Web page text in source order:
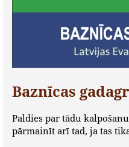
Baznīcas
Paldies par tādu
pārmainīt arī tad, ja tas